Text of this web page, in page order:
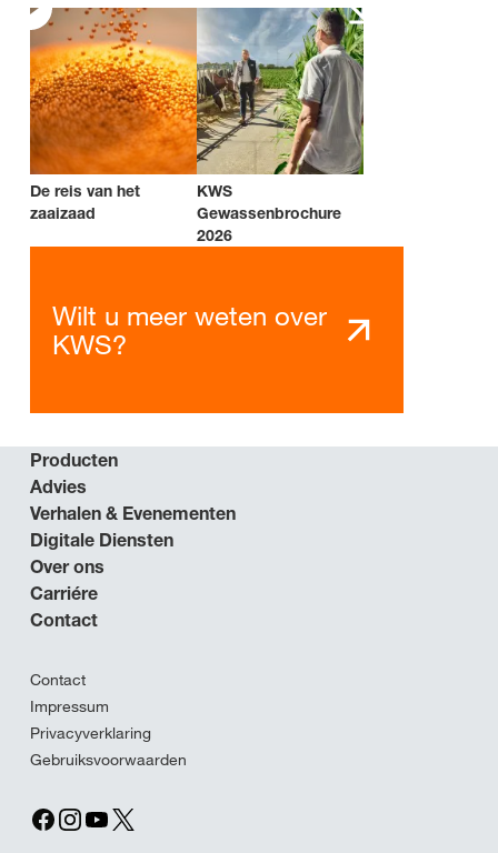
De reis van het
zaaizaad
KWS
Gewassenbrochure
2026
Wilt u meer weten over
KWS?
Producten
Advies
Verhalen & Evenementen
Digitale Diensten
Over ons
Carriére
Contact
Contact
Impressum
Privacyverklaring
Gebruiksvoorwaarden